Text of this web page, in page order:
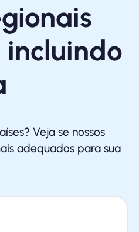
incluindo
Veja se nossos
adequados para sua